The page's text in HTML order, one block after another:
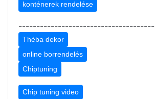
konténerek rendelése
--------------------------------------
Théba dekor
online borrendelés
Chiptuning
Chip tuning video